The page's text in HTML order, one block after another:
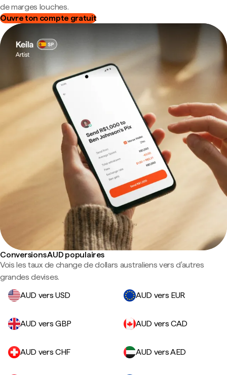
de marges louches.
Ouvre ton compte gratuit
Conversions AUD populaires
Vois les taux de change de dollars australiens vers d'autres
grandes devises.
AUD vers USD
AUD vers EUR
AUD vers GBP AUD vers CAD
AUD vers CHF AUD vers AED